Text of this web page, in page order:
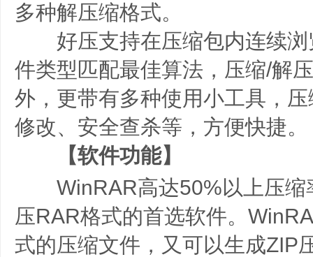
多种解压缩格式。
好压支持在压缩包内连续浏
件类型匹配最佳算法，压缩/解
外，更带有多种使用小工具，
修改、安全查杀等，方便快捷。
【软件功能】
WinRAR高达50%以上压缩
压RAR格式的首选软件。
式的压缩文件，又可以生成ZIP